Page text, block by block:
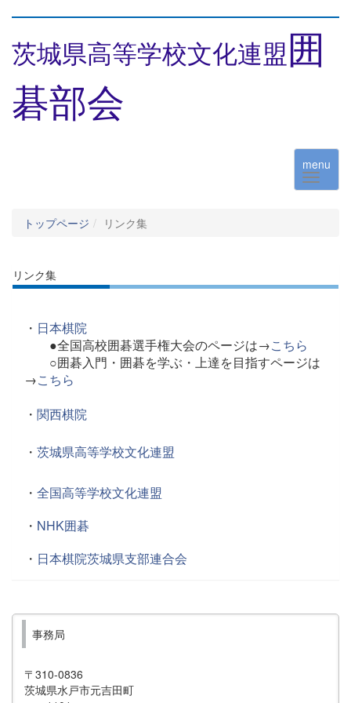
茨城県高等学校文化連盟 囲
碁部会
menu
トップページ リンク集
リンク集
・ 日本棋院
●全国高校囲碁選手権大会のページは→こちら
○囲碁入門・囲碁を学ぶ・上達を目指すページは
→こちら
・ 関西棋院
・ 茨城県高等学校文化連盟
・ 全国高等学校文化連盟
・ NHK囲碁
・ 日本棋院茨城県支部連合会
事務局
〒310-0836
茨城県水戸市元吉田町